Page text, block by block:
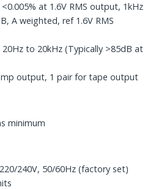
<0.005% at 1.6V RMS output, 1kHz
A weighted, ref 1.6V RMS
20Hz to 20kHz (Typically >85dB at
output, 1 pair for tape output
minimum
240V, 50/60Hz (factory set)